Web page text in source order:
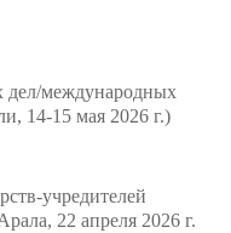
дел/международных
14-15 мая 2026 г.)
учредителей
22 апреля 2026 г.